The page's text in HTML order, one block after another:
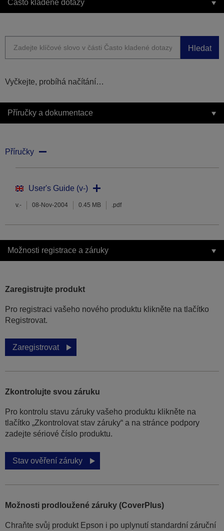
Často kladené dotazy
Hledat
Vyčkejte, probíhá načítání…
Příručky a dokumentace
Příručky
User's Guide (v-)
v.- 08-Nov-2004 0.45 MB .pdf
Možnosti registrace a záruky
Zaregistrujte produkt
Pro registraci vašeho nového produktu klikněte na tlačítko
Registrovat.
Zaregistrovat
Zkontrolujte svou záruku
Pro kontrolu stavu záruky vašeho produktu klikněte na
tlačítko „Zkontrolovat stav záruky“ a na stránce podpory
zadejte sériové číslo produktu.
Stav ověření záruky
Možnosti prodloužené záruky (CoverPlus)
Chraňte svůj produkt Epson i po uplynutí standardní záruční